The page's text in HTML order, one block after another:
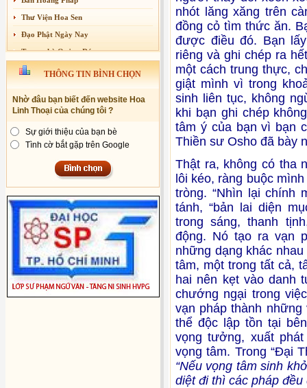
Thư Viện Hoa Sen
Đạo Phật Ngày Nay
Trang nhà Quảng Đức
Báo Giác Ngộ
THÔNG TIN BÌNH CHỌN
Nhờ đâu bạn biết đến website Hoa
Linh Thoại của chúng tôi ?
Sự giới thiệu của bạn bè
Tình cờ bắt gặp trên Google
nhót lăng xăng trên
đồng cỏ tìm thức ăn.
được điều đó. Bạn
riêng và ghi chép ra
một cách trung thực,
giật mình vì trong
sinh liên tục, không
khi bạn ghi chép
tâm ý của bạn vì bạn
Thiền sư Osho đã bày
Thật ra, không có tha
lôi kéo, ràng buộc
tròng. “Nhìn lại chính
tánh, “bản lai diện
trong sáng, thanh
động. Nó tạo ra vạn
những dạng khác
tâm, một trong tất cả,
hai nên kẹt vào danh
chướng ngại trong
vạn pháp thành
thể độc lập tồn tại
vọng tưởng, xuất
vọng tâm. Trong “Đại
“Nếu vọng tâm sinh
diệt đi thì các pháp đều